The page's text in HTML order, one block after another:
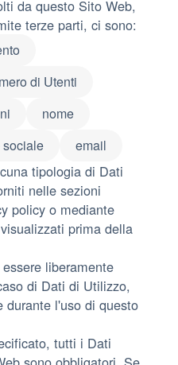
da questo Sito Web,
terze parti, ci sono:
di Utenti
nome
sociale email
tipologia di Dati
nelle sezioni
policy o mediante
prima della
liberamente
di Dati di Utilizzo,
durante l'uso di questo
tutti i Dati